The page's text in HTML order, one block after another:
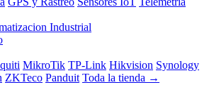
Industrial
MikroTik TP-Link Hikvision Synology
ZKTeco Panduit Toda la tienda →